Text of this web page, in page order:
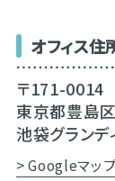
オフィス住
〒171-0014
東京都豊島
池袋グラン
> Googleマッ